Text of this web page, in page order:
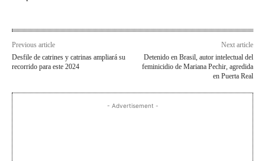
Previous article
Desfile de catrines y catrinas ampliará su
recorrido para este 2024
Next article
Detenido en Brasil, autor intelectual del
feminicidio de Mariana Pechir, agredida
en Puerta Real
- Advertisement -